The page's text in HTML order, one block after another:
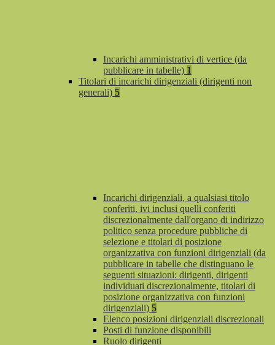
Incarichi amministrativi di vertice (da
pubblicare in tabelle) 1
Titolari di incarichi dirigenziali (dirigenti non
generali) 5
Incarichi dirigenziali, a qualsiasi titolo
conferiti, ivi inclusi quelli conferiti
discrezionalmente dall'organo di indirizzo
politico senza procedure pubbliche di
selezione e titolari di posizione
organizzativa con funzioni dirigenziali (da
pubblicare in tabelle che distinguano le
seguenti situazioni: dirigenti, dirigenti
individuati discrezionalmente, titolari di
posizione organizzativa con funzioni
dirigenziali) 5
Elenco posizioni dirigenziali discrezionali
Posti di funzione disponibili
Ruolo dirigenti